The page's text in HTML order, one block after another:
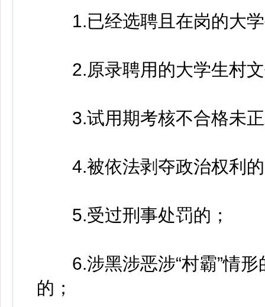
1.已经选聘且在岗的大学
2.原录聘用的大学生村文
3.试用期考核不合格未正
4.被依法剥夺政治权利
5.受过刑事处罚的；
6.涉黑涉恶涉“村霸”情形
的；